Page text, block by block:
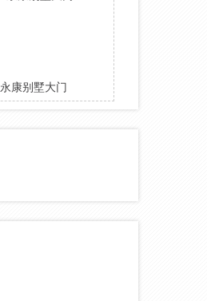
永康别墅大门